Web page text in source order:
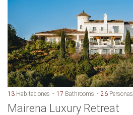
13 Habitaciones 17 Bathrooms 26 Personas
Mairena Luxury Retreat